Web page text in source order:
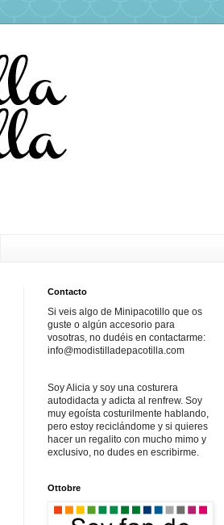
Contacto
Si veis algo de Minipacotillo que os
guste o algún accesorio para
vosotras, no dudéis en contactarme:
info@modistilladepacotilla.com
Soy Alicia y soy una costurera
autodidacta y adicta al renfrew. Soy
muy egoísta costurilmente hablando,
pero estoy reciclándome y si quieres
hacer un regalito con mucho mimo y
exclusivo, no dudes en escribirme.
Ottobre